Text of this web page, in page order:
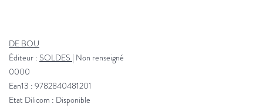
DE BOU
Éditeur : SOLDES | Non renseigné
0000
Ean13 : 9782840481201
Etat Dilicom : Disponible